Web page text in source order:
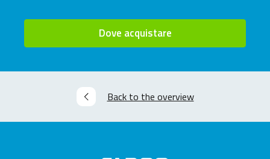
Dove acquistare
Back to the overview